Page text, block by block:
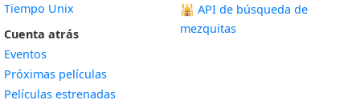
Tiempo Unix
Cuenta atrás
Eventos
Próximas películas
Películas estrenadas
🕌 API de búsqueda de
mezquitas